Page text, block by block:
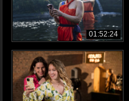
01:52:24